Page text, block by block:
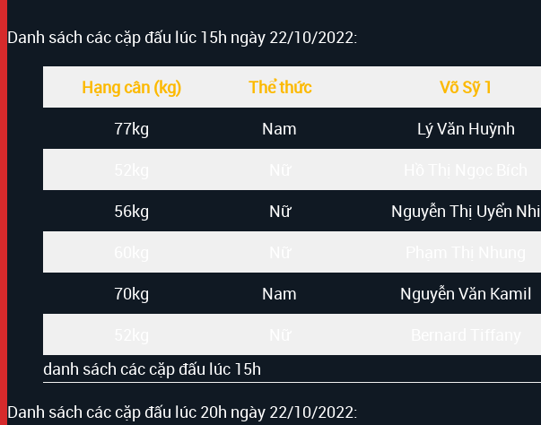
Danh sách các cặp đấu lúc 15h ngày 22/10/2022:
Hạng cân (kg) Thể thức Võ Sỹ 1
77kg
Nam Lý Văn Huỳnh
56kg
Nữ Nguyễn Thị Uyển Nhi
70kg
Nam Nguyễn Văn Kamil
danh sách các cặp đấu lúc 15h
Danh sách các cặp đấu lúc 20h ngày 22/10/2022: